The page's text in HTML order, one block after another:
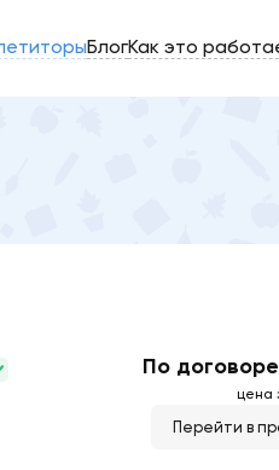
БлогКак это
По
цена
Перейти в